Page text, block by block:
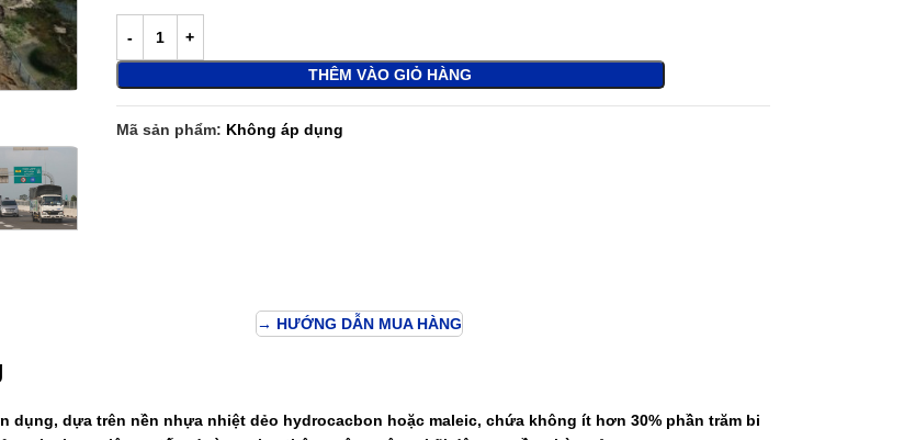
THÊM VÀO GIỎ HÀNG
Mã sản phẩm: Không áp dụng
→ HƯỚNG DẪN MUA HÀNG
dụng, dựa trên nền nhựa nhiệt dẻo hydrocacbon hoặc maleic, chứa không ít hơn 30% phần trăm bi